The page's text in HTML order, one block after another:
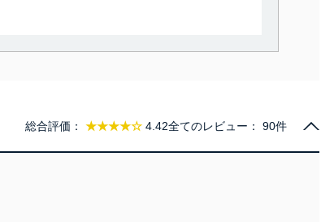
意を得たうえで利用目的の達成に必要な範
総合評価： ★★★★☆ 4.42全てのレビュー： 90件